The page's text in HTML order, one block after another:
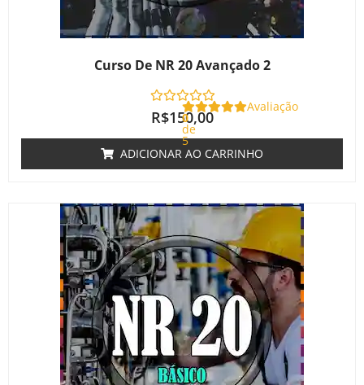
Curso De NR 20 Avançado 2
Avaliação
0
de
5
R$150,00
ADICIONAR AO CARRINHO